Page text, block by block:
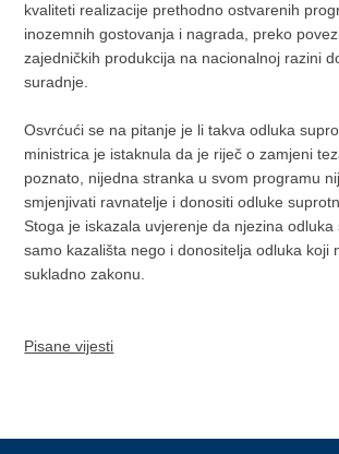
kvaliteti realizacije prethodno ostvarenih
inozemnih gostovanja i nagrada, preko
zajedničkih produkcija na nacionalnoj razini
suradnje.
Osvrćući se na pitanje je li takva odluka
ministrica je istaknula da je riječ o zamjeni
poznato, nijedna stranka u svom programu
smjenjivati ravnatelje i donositi odluke
Stoga je iskazala uvjerenje da njezina odluka
samo kazališta nego i donositelja odluka koji
sukladno zakonu.
Pisane vijesti